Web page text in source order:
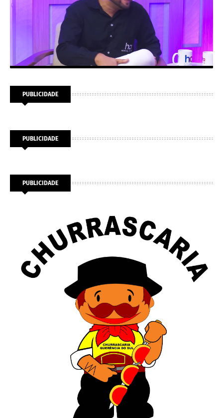
PUBLICIDADE
PUBLICIDADE
PUBLICIDADE